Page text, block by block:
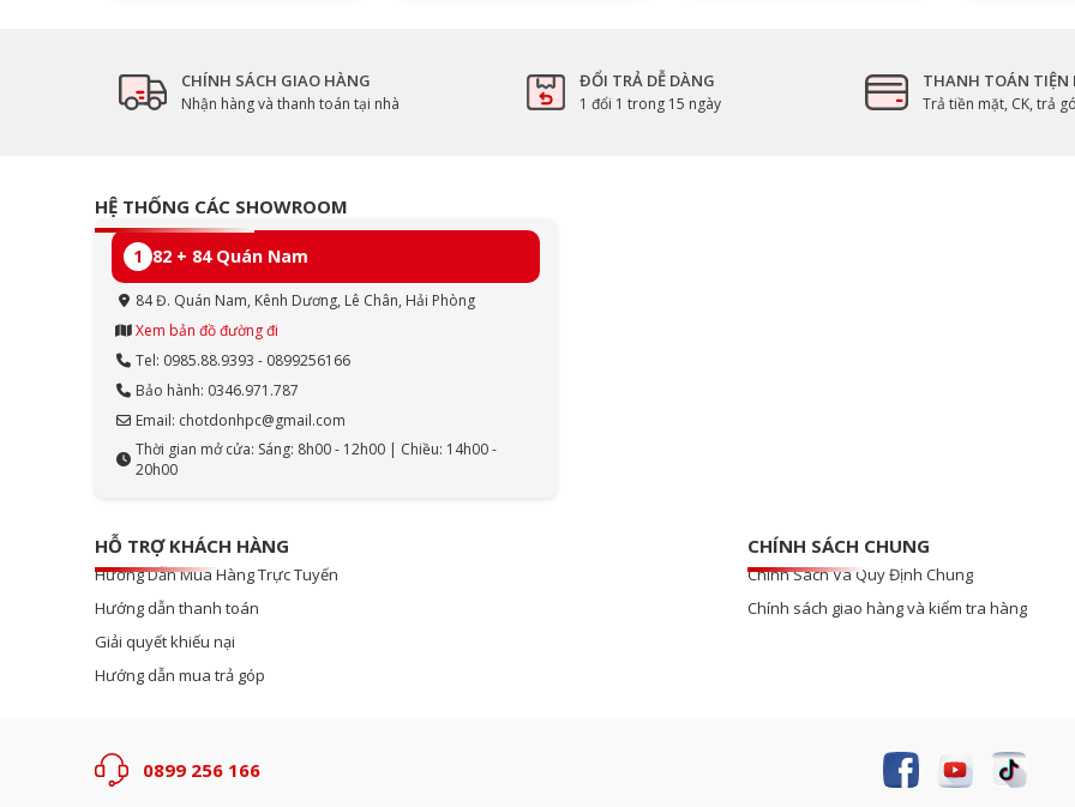
CHÍNH SÁCH GIAO HÀNG
Nhận hàng và thanh toán tại nhà
ĐỔI TRẢ DỄ DÀNG
1 đổi 1 trong 15 ngày
THANH TOÁN TIỆN
Trả tiền mặt, CK, trả
HỆ THỐNG CÁC SHOWROOM
1 82 + 84 Quán Nam
84 Đ. Quán Nam, Kênh Dương, Lê Chân, Hải Phòng
Xem bản đồ đường đi
Tel: 0985.88.9393 - 0899256166
Bảo hành: 0346.971.787
Email: chotdonhpc@gmail.com
Thời gian mở cửa: Sáng: 8h00 - 12h00 | Chiều: 14h00 -
20h00
HỖ TRỢ KHÁCH HÀNG
Hướng Dẫn Mua Hàng Trực Tuyến
Hướng dẫn thanh toán
Giải quyết khiếu nại
Hướng dẫn mua trả góp
CHÍNH SÁCH CHUNG
Chính Sách Và Quy Định Chung
Chính sách giao hàng và kiểm tra hàng
0899 256 166